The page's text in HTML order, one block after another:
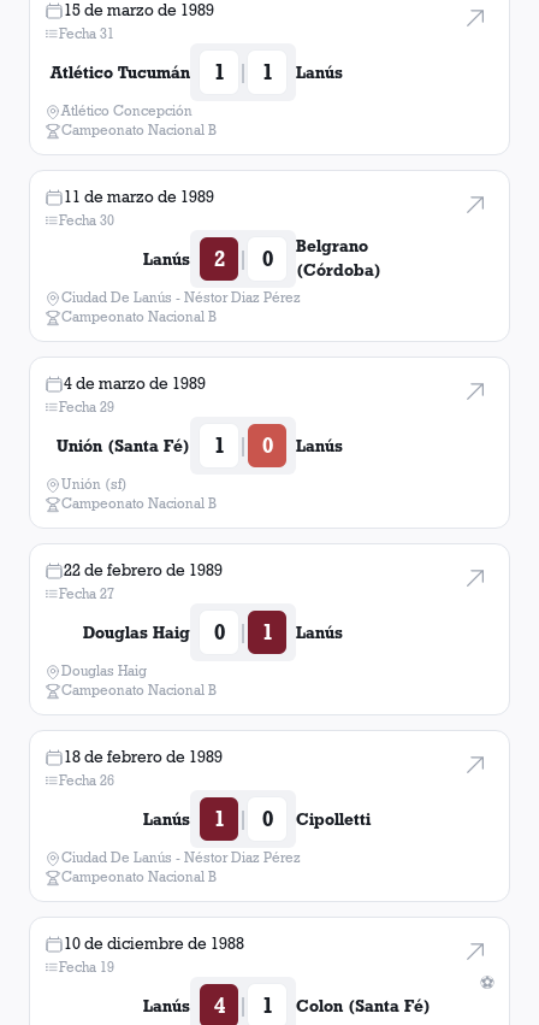
15 de marzo de 1989
Fecha 31
Atlético Tucumán 1 | 1 Lanús
Atlético Concepción
Campeonato Nacional B
11 de marzo de 1989
Fecha 30
Lanús 2 | 0
Belgrano
(Córdoba)
Ciudad De Lanús - Néstor Diaz Pérez
Campeonato Nacional B
4 de marzo de 1989
Fecha 29
Unión (Santa Fé) 1 | 0 Lanús
Unión (sf)
Campeonato Nacional B
22 de febrero de 1989
Fecha 27
Douglas Haig 0 | 1 Lanús
Douglas Haig
Campeonato Nacional B
18 de febrero de 1989
Fecha 26
Lanús 1 | 0 Cipolletti
Ciudad De Lanús - Néstor Diaz Pérez
Campeonato Nacional B
⚽
10 de diciembre de 1988
Fecha 19
Lanús 4 | 1 Colon (Santa Fé)